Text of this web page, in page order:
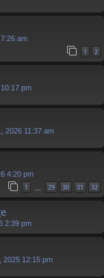
am
1 2
pm
2026 11:37 am
4:20 pm
1 29 30 31 32
2:39 pm
2025 12:15 pm